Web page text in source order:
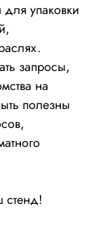
упаковки
запросы,
на
полезны
стенд!